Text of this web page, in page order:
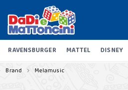
RAVENSBURGER MATTEL DISNEY
Brand Melamusic